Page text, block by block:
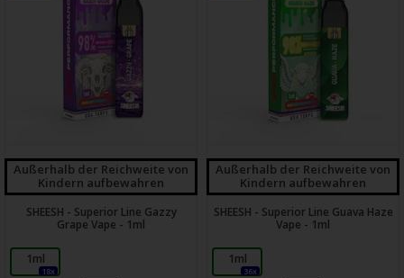
Außerhalb der Reichweite von
Kindern aufbewahren
SHEESH - Superior Line Gazzy
Grape Vape - 1ml
1ml
18x
Außerhalb der Reichweite von
Kindern aufbewahren
SHEESH - Superior Line Guava Haze
Vape - 1ml
1ml
36x